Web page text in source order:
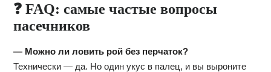
❓ FAQ: самые частые вопросы
пасечников
— Можно ли ловить рой без перчаток?
Технически — да. Но один укус в палец, и вы выроните